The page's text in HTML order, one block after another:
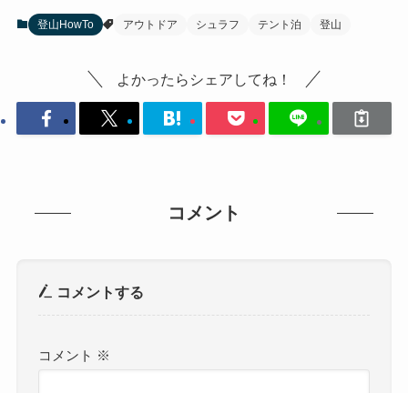
登山HowTo アウトドア シュラフ テント泊 登山
よかったらシェアしてね！
コメント
コメントする
コメント ※